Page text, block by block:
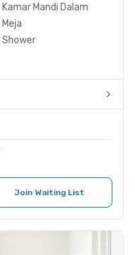
Kamar Mandi Dalam
Meja
Shower
Join Waiting List